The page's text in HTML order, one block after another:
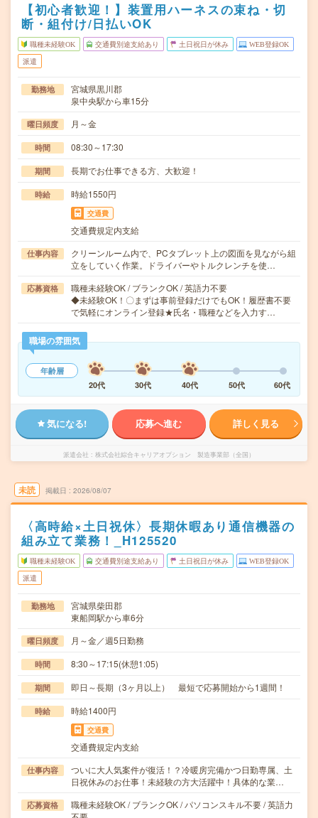
【初心者歓迎！】装置用ハーネスの束ね・切
断・組付け/日払いOK
職種未経験OK 交通費別途支給あり 土日祝日が休み WEB登録OK
派遣
勤務地
宮城県黒川郡
泉中央駅から車15分
曜日頻度 月～金
時間 08:30～17:30
期間 長期でお仕事できる方、大歓迎！
時給 時給1550円
交通費
交通費規定内支給
仕事内容
クリーンルーム内で、PCタブレット上の図面を見ながら組
立をしていく作業。ドライバーやトルクレンチを使…
応募資格
職種未経験OK / ブランクOK / 英語力不要
◆未経験OK！〇まずは事前登録だけでもOK！履歴書不要
で気軽にオンライン登録★氏名・職種などを入力す…
職場の雰囲気
年齢層
20代
30代 40代 50代 60代
気になる! 応募へ進む 詳しく見る
派遣会社 株式会社綜合キャリアオプション 製造事業部（全国）
未読 掲載日 2026/08/07
〈高時給×土日祝休〉長期休暇あり通信機器の
組み立て業務！_H125520
職種未経験OK 交通費別途支給あり 土日祝日が休み WEB登録OK
派遣
勤務地
宮城県柴田郡
東船岡駅から車6分
曜日頻度 月～金／週5日勤務
時間 8:30～17:15(休憩1:05)
期間 即日～長期（3ヶ月以上） 最短で応募開始から1週間！
時給 時給1400円
交通費
交通費規定内支給
仕事内容
ついに大人気案件が復活！？冷暖房完備かつ日勤専属、土
日祝休みのお仕事！未経験の方大活躍中！具体的な業…
応募資格
職種未経験OK / ブランクOK / パソコンスキル不要 / 英語力